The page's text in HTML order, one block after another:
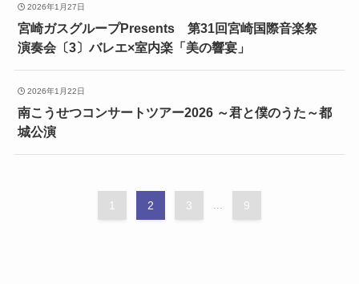
2026年1月27日
宮崎ガスグループPresents 第31回宮崎国際音楽祭
演奏会〔3〕バレエ×室内楽「美の響宴」
2026年1月22日
南こうせつコンサートツアー2026 ～君と僕のうた～都
城公演
1 2 3 ... 9